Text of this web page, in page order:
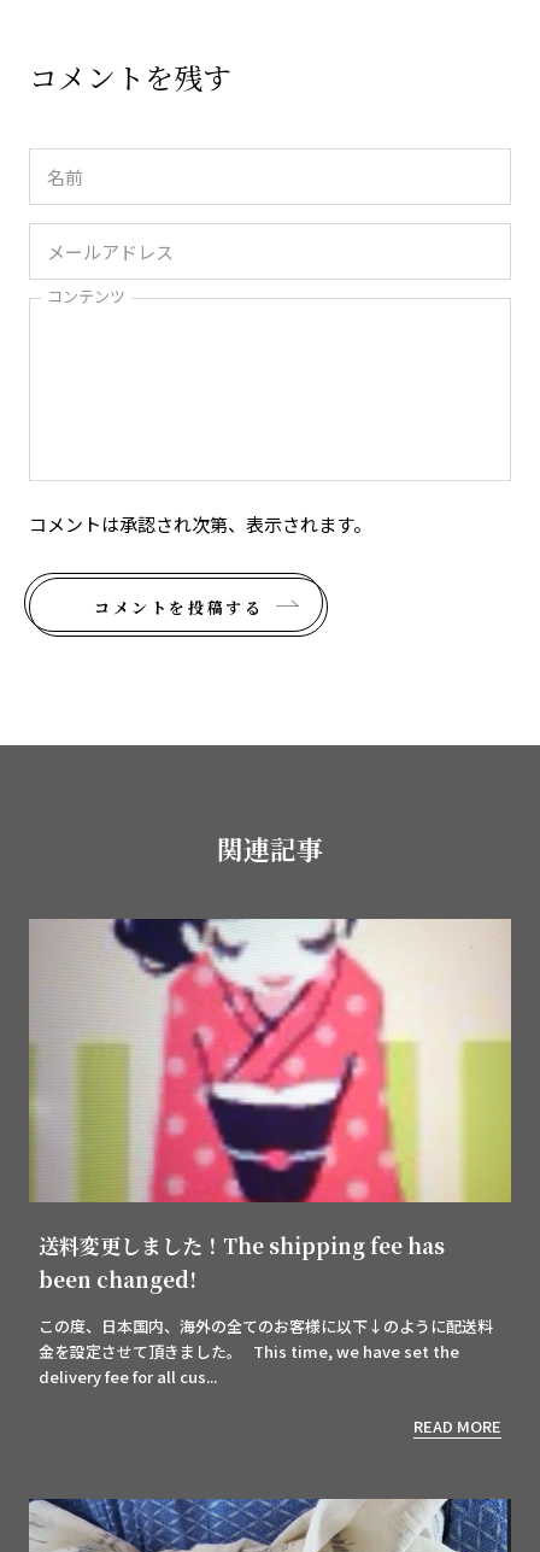
コメントを残す
コンテンツ
コメントは承認され次第、表示されます。
コメントを投稿する
関連記事
送料変更しました！The shipping fee has
been changed!
この度、日本国内、海外の全てのお客様に以下↓のように配送料
金を設定させて頂きました。 This time, we have set the
delivery fee for all cus...
READ MORE